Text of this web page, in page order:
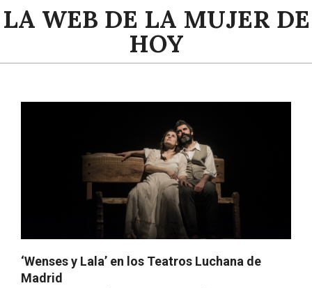
Saltar
alLA WEB DE LA MUJER DE
HOY
‘Wenses y Lala’ en los Teatros Luchana de
Madrid